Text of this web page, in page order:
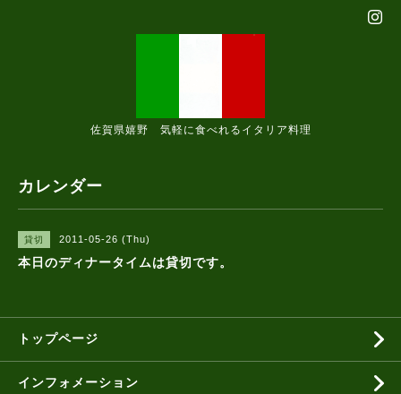
佐賀県嬉野 気軽に食べれるイタリア料理
カレンダー
貸切 2011-05-26 (Thu)
本日のディナータイムは貸切です。
トップページ
インフォメーション